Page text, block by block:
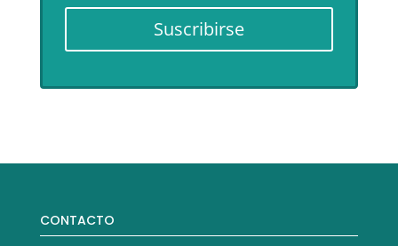
Suscribirse
CONTACTO